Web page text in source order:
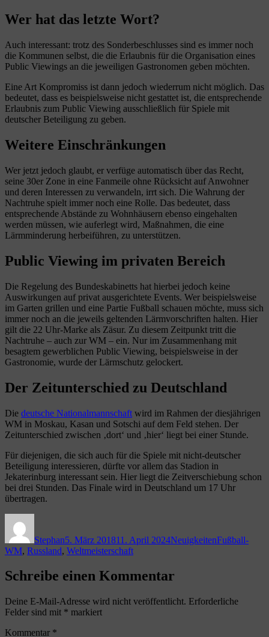
Wer hat das letzte Wort?
Auch interessant: trotz des Sonderbeschlusses sind es immer noch
die Kommunen selbst, die die Erlaubnis für die Organisation eines
Public Viewings an die jeweiligen Gastronomen geben möchten.
Eine Art Kompromiss ist dann jedoch wiederrum nicht möglich. Das
bedeutet, dass es beispielsweise nicht gestattet ist, die entsprechende
Erlaubnis zum Public Viewing ausschließlich für Spiele mit
deutscher Beteiligung zu geben.
Weitere Einschränkungen
Wer jetzt jedoch glaubt, er verfüge automatisch über das Recht,
seine 30er Zone in eine Fanmeile ohne Rücksicht auf Anwohner
und deren Interessen zu verwandeln, irrt sich. Die Wahrung der
Nachtruhe spielt immer noch eine Rolle. Das bedeutet, dass
entsprechende Abstände zu Wohnhäusern ebenso eingehalten
werden müssen, wie auferlegt wird, Maßnahmen, die eine
Lärmminderung herbeiführen, zu unterstützen.
Public Viewing im privaten Bereich
Die Regelung des Bundeskabinetts hat hierbei jedoch keine
Auswirkungen auf privat ausgerichtete Events. Wer beispielsweise
im Garten grillen und eine Partie Fußball schauen möchte, muss sich
immer noch an die jeweils geltenden Lärmvorschriften halten. Hier
gilt die 22 Uhr-Marke als Zäsur. Zu diesem Zeitpunkt tritt die
Nachtruhe – auch zur WM – ein. Nur im Zusammenhang mit
besagtem gewerblichen Public Viewing, beispielsweise in der
Gastronomie, wurde der Lärmschutz gelockert.
Der Zeitunterschied zu Deutschland
Die deutsche Nationalmannschaft wird im Rahmen der diesjährigen
WM in Moskau, Kasan und Sotschi auf dem Feld stehen. Der
Zeitunterschied zwischen ‚dort‘ und ‚hier‘ liegt bei einer Stunde.
Für diejenigen, die sich auch für die Spiele mit nicht-deutscher
Beteiligung interessieren, dürfte vor allem das Stadion in
Jekaterinburg interessant sein. Hier liegt die Zeitverschiebung schon
bei drei Stunden. Das Finale wird in Deutschland um 17 Uhr
übertragen.
Stephan5. März 201811. April 2024NeuigkeitenFußball-
WM, Russland, Weltmeisterschaft
Schreibe einen Kommentar
Deine E-Mail-Adresse wird nicht veröffentlicht. Erforderliche
Felder sind mit * markiert
Kommentar *